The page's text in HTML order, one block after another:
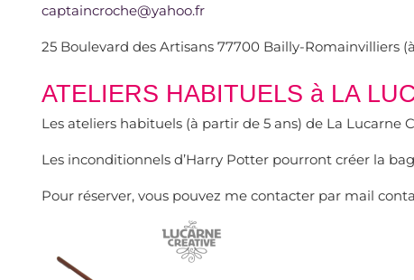
captaincroche@yahoo.fr
25 Boulevard des Artisans 77700 Bailly-Romainvilliers
ATELIERS HABITUELS à LA
Les ateliers habituels (à partir de 5 ans) de La Lucarne
Les inconditionnels d’Harry Potter pourront créer la
Pour réserver, vous pouvez me contacter par mail